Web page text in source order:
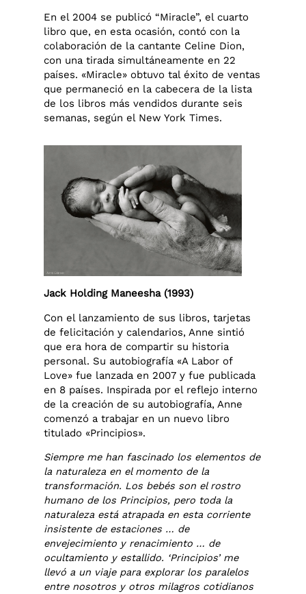
En el 2004 se publicó “Miracle”, el cuarto
libro que, en esta ocasión, contó con la
colaboración de la cantante Celine Dion,
con una tirada simultáneamente en 22
países. «Miracle» obtuvo tal éxito de ventas
que permaneció en la cabecera de la lista
de los libros más vendidos durante seis
semanas, según el New York Times.
Jack Holding Maneesha (1993)
Con el lanzamiento de sus libros, tarjetas
de felicitación y calendarios, Anne sintió
que era hora de compartir su historia
personal. Su autobiografía «A Labor of
Love» fue lanzada en 2007 y fue publicada
en 8 países. Inspirada por el reflejo interno
de la creación de su autobiografía, Anne
comenzó a trabajar en un nuevo libro
titulado «Principios».
Siempre me han fascinado los elementos de
la naturaleza en el momento de la
transformación. Los bebés son el rostro
humano de los Principios, pero toda la
naturaleza está atrapada en esta corriente
insistente de estaciones … de
envejecimiento y renacimiento … de
ocultamiento y estallido. ‘Principios’ me
llevó a un viaje para explorar los paralelos
entre nosotros y otros milagros cotidianos